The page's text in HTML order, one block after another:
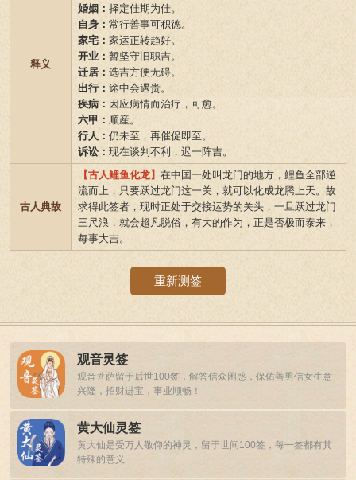
释义
婚姻： 择定佳期为佳。
自身： 常行善事可积德。
家宅： 家运正转趋好。
开业： 暂坚守旧职吉。
迁居： 选吉方便无碍。
出行： 途中会遇贵。
疾病： 因应病情而治疗，可愈。
六甲： 顺産。
行人： 仍未至，再催促即至。
诉讼： 现在谈判不利，迟一阵吉。
古人典故
【古人鲤鱼化龙】 在中国一处叫龙门的地方，鲤鱼全部逆
流而上，只要跃过龙门这一关，就可以化成龙腾上天。故
求得此签者，现时正处于交接运势的关头，一旦跃过龙门
三尺浪，就会超凡脱俗，有大的作为，正是否极而泰来，
每事大吉。
重新测签
观音灵签
观音菩萨留于后世100签，解答信众困惑，保佑善男信女生意
兴隆，招财进宝，事业顺畅！
黄大仙灵签
黄大仙是受万人敬仰的神灵，留于世间100签，每一签都有其
特殊的意义